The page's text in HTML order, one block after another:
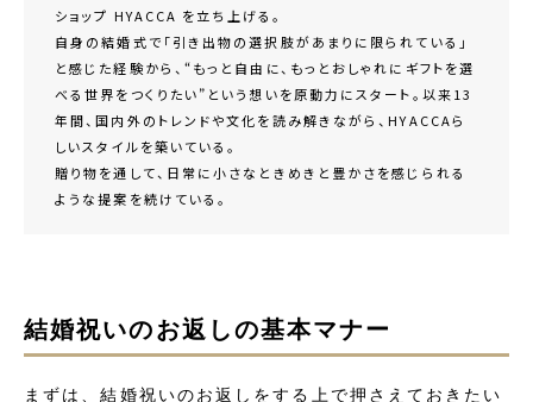
ショップ HYACCA を立ち上げる。
自身の結婚式で「引き出物の選択肢があまりに限られている」
と感じた経験から、“もっと自由に、もっとおしゃれにギフトを選
べる世界をつくりたい”という想いを原動力にスタート。以来13
年間、国内外のトレンドや文化を読み解きながら、HYACCAら
しいスタイルを築いている。
贈り物を通して、日常に小さなときめきと豊かさを感じられる
ような提案を続けている。
結婚祝いのお返しの基本マナー
まずは、結婚祝いのお返しをする上で押さえておきたい